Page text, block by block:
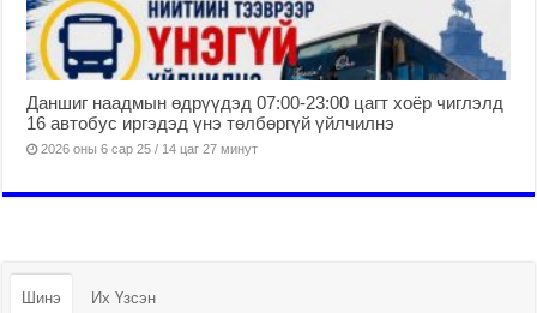
Даншиг наадмын өдрүүдэд 07:00-23:00 цагт хоёр чиглэлд
16 автобус иргэдэд үнэ төлбөргүй үйлчилнэ
2026 оны 6 сар 25 / 14 цаг 27 минут
Шинэ Их Үзсэн